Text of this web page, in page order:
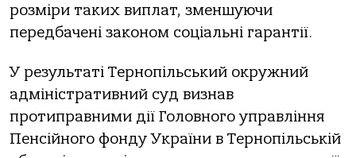
розміри таких виплат, зменшуючи
передбачені законом соціальні гарантії.
У результаті Тернопільський окружний
адміністративний суд визнав
протиправними дії Головного управління
Пенсійного фонду України в Тернопільській